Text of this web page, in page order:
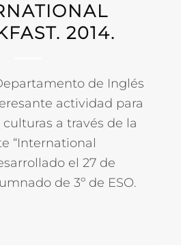
2014.
de Inglés
actividad para
a través de la
“International
el 27 de
de 3º de ESO.